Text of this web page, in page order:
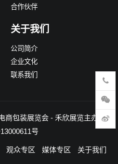
合作伙伴
关于我们
公司简介
企业文化
联系我们
商包装展览会- 禾欣展览主办 -沪
号
观众专区 媒体专区 关于我们